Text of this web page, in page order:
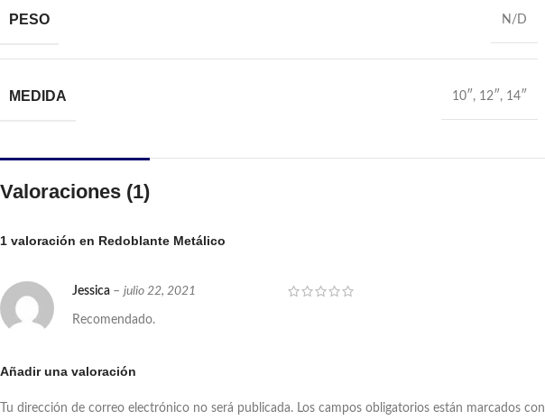
PESO N/D
MEDIDA 10″ , 12″ , 14″
Valoraciones (1)
1 valoración en Redoblante Metálico
Jessica – julio 22, 2021
Recomendado.
Añadir una valoración
Tu dirección de correo electrónico no será publicada. Los campos obligatorios están marcados con